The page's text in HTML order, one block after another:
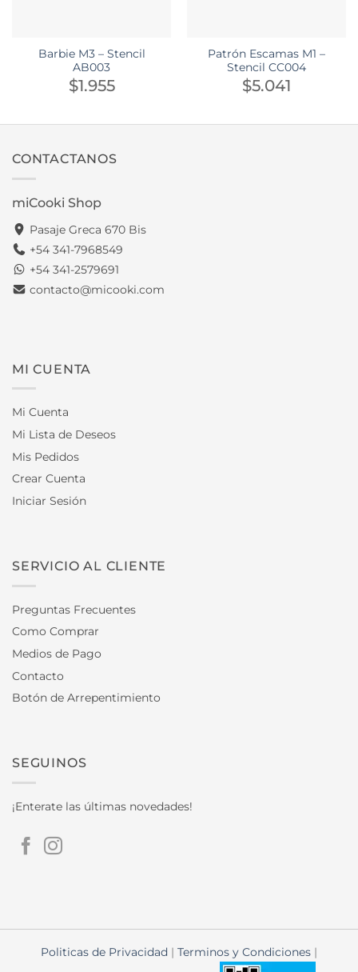
Barbie M3 – Stencil
AB003
$1.955
Patrón Escamas M1 –
Stencil CC004
$5.041
CONTACTANOS
miCooki Shop
Pasaje Greca 670 Bis
+54 341-7968549
+54 341-2579691
contacto@micooki.com
MI CUENTA
Mi Cuenta
Mi Lista de Deseos
Mis Pedidos
Crear Cuenta
Iniciar Sesión
SERVICIO AL CLIENTE
Preguntas Frecuentes
Como Comprar
Medios de Pago
Contacto
Botón de Arrepentimiento
SEGUINOS
¡Enterate las últimas novedades!
Politicas de Privacidad | Terminos y Condiciones |